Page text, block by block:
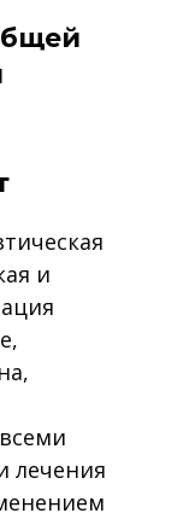
и
лечения